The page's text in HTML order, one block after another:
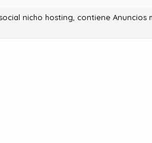
nicho hosting, contiene Anuncios